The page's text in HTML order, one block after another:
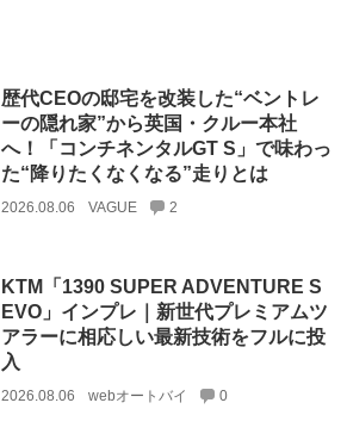
歴代CEOの邸宅を改装した“ベントレ
ーの隠れ家”から英国・クルー本社
へ！「コンチネンタルGT S」で味わっ
た“降りたくなくなる”走りとは
2026.08.06 VAGUE 2
KTM「1390 SUPER ADVENTURE S
EVO」インプレ｜新世代プレミアムツ
アラーに相応しい最新技術をフルに投
入
2026.08.06 webオートバイ 0